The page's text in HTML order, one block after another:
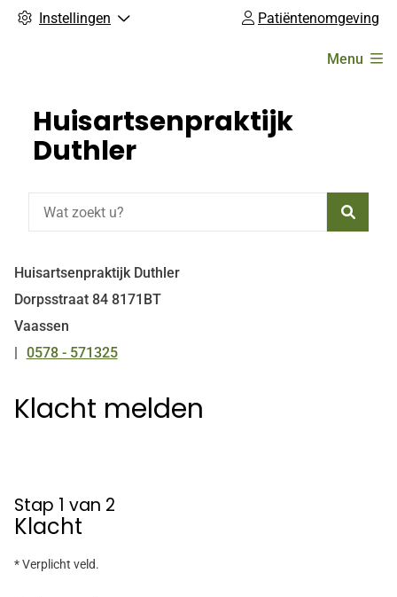
Instellingen Patiëntenomgeving
Menu
Huisartsenpraktijk
Duthler
Huisartsenpraktijk Duthler
Dorpsstraat 84 8171BT
Vaassen
Tel:
0578 - 571325
Klacht melden
Stap 1 van 2
Klacht
* Verplicht veld.